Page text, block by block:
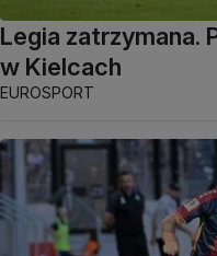
Legia zatrzymana.
w Kielcach
EUROSPORT